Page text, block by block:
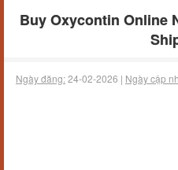
Buy Oxycontin Online
Ngày đăng:24-02-2026 | Ngày cập